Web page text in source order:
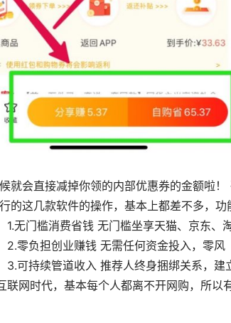
就会直接减掉你领的内部优惠券的金额啦！
的这几款软件的操作，基本上都差不多，功
无门槛消费省钱 无门槛坐享天猫、京东、
2.零负担创业赚钱 无需任何资金投入，零风
3.可持续管道收入 推荐人终身捆绑关系，建
网时代，基本每个人都离不开网购，所以